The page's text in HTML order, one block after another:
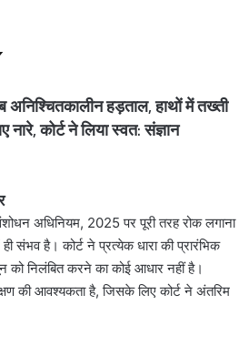
अनिश्चितकालीन हड़ताल, हाथों में तख्ती
कोर्ट ने लिया स्वत: संज्ञान
अधिनियम, 2025 पर पूरी तरह रोक लगाना
संभव है। कोर्ट ने प्रत्येक धारा की प्रारंभिक
को निलंबित करने का कोई आधार नहीं है।
की आवश्यकता है, जिसके लिए कोर्ट ने अंतरिम